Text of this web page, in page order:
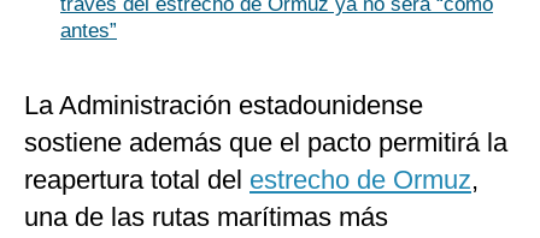
antes”
La Administración estadounidense
sostiene además que el pacto permitirá la
reapertura total del estrecho de Ormuz,
una de las rutas marítimas más